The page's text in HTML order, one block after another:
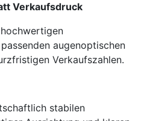
Verkaufsdruck
augenoptischen
Verkaufszahlen.
stabilen